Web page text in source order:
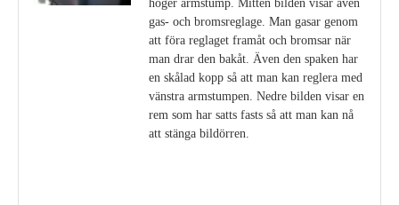
gas- och bromsreglage. Man gasar genom
att föra reglaget framåt och bromsar när
man drar den bakåt. Även den spaken har
en skålad kopp så att man kan reglera med
vänstra armstumpen. Nedre bilden visar en
rem som har satts fasts så att man kan nå
att stänga bildörren.